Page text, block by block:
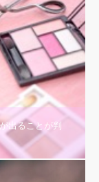
出ることが判